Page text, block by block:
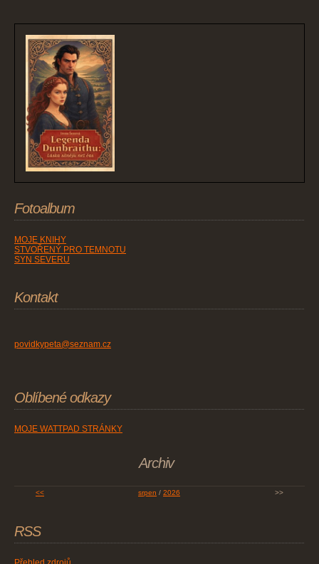
Fotoalbum
MOJE KNIHY
STVOŘENÝ PRO TEMNOTU
SYN SEVERU
Kontakt
povidkypeta@seznam.cz
Oblíbené odkazy
MOJE WATTPAD STRÁNKY
Archiv
<< srpen / 2026 >>
RSS